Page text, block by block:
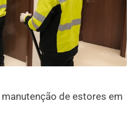
de estores em